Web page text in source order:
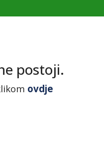
postoji.
ovdje